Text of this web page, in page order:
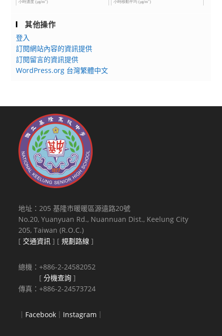
其他操作
登入
訂閱網站內容的資訊提供
訂閱留言的資訊提供
WordPress.org 台灣繁體中文
地址：205 基隆市暖暖區源遠路20號
No.20, Yuanyuan Rd., Nuannuan Dist., Keelung City
205, Taiwan (R.O.C.)
[ 交通資訊 ] [規劃路線 ]
總機：+886-2-24582052
[分機查詢 ]
傳真：+886-2-24573724
｜ Facebook ｜ Instagram ｜